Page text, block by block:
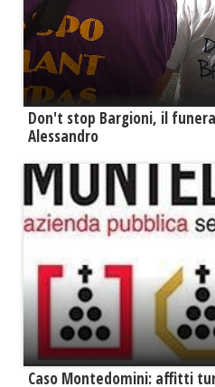
Don't stop Bargioni, il
Alessandro
Caso Montedomini: affitti